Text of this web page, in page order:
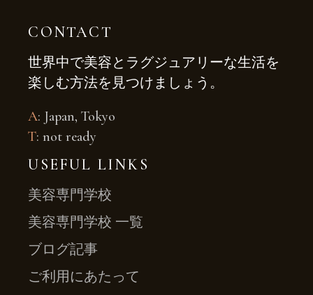
CONTACT
世界中で美容とラグジュアリーな生活を
楽しむ方法を見つけましょう。
A: Japan, Tokyo
T: not ready
USEFUL LINKS
美容専門学校
美容専門学校 一覧
ブログ記事
ご利用にあたって